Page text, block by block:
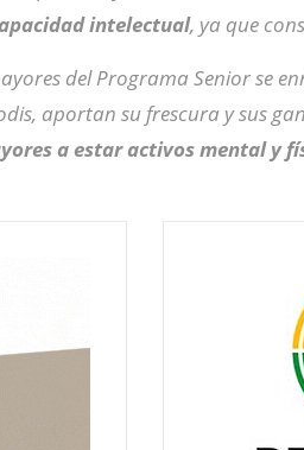
intelectual, ya que
del Programa Senior se
aportan su frescura y sus
a estar activos mental y